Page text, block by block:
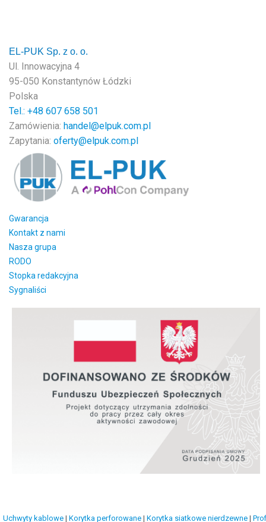
EL-PUK Sp. z o. o.
Ul. Innowacyjna 4
95-050 Konstantynów Łódzki
Polska
Tel.: +48 607 658 501
Zamówienia: handel@elpuk.com.pl
Zapytania: oferty@elpuk.com.pl
Gwarancja
Kontakt z nami
Nasza grupa
RODO
Stopka redakcyjna
Sygnaliści
Uchwyty kablowe | Korytka perforowane | Korytka siatkowe nierdzewne |